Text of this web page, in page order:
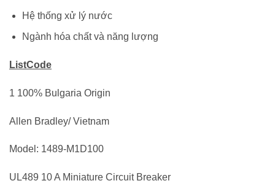
Hệ thống xử lý nước
Ngành hóa chất và năng lượng
ListCode
1 100% Bulgaria Origin
Allen Bradley/ Vietnam
Model: 1489-M1D100
UL489 10 A Miniature Circuit Breaker